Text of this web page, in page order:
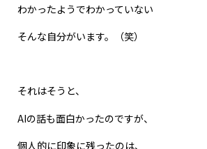
わかったようでわかっていない
そんな自分がいます。（笑）
それはそうと、
AIの話も面白かったのですが、
個人的に印象に残ったのは、